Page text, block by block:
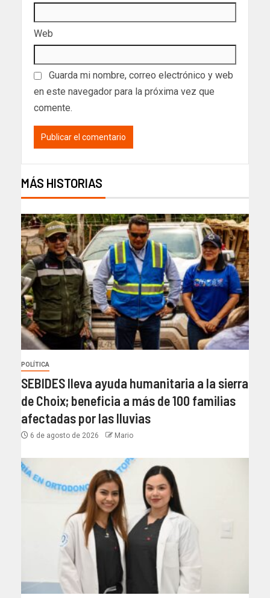
Web
Guarda mi nombre, correo electrónico y web
en este navegador para la próxima vez que
comente.
MÁS HISTORIAS
POLÍTICA
SEBIDES lleva ayuda humanitaria a la sierra
de Choix; beneficia a más de 100 familias
afectadas por las lluvias
6 de agosto de 2026 Mario